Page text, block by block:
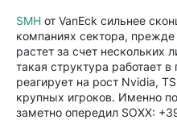
SMH от VanEck сильнее
компаниях сектора,
растет за счет нескольких
такая структура работает
реагирует на рост Nvidia,
крупных игроков. Именно
заметно опередил SOXX: